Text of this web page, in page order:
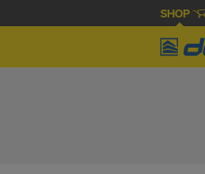
SHOP